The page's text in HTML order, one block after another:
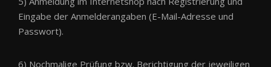
Eingabe der Anmelderangaben (E-Mail-Adresse und
Passwort).
6) Nochmalige Prüfung bzw. Berichtigung der jeweiligen